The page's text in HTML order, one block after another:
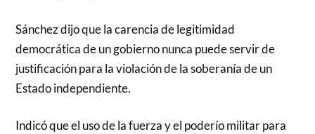
Sánchez dijo que la carencia de legitimidad
democrática de un gobierno nunca puede servir de
justificación para la violación de la soberanía de un
Estado independiente.
Indicó que el uso de la fuerza y el poderío militar para